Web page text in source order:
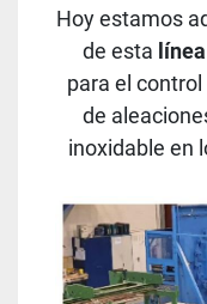
Hoy estamos
de esta
para el
de
inoxidable en